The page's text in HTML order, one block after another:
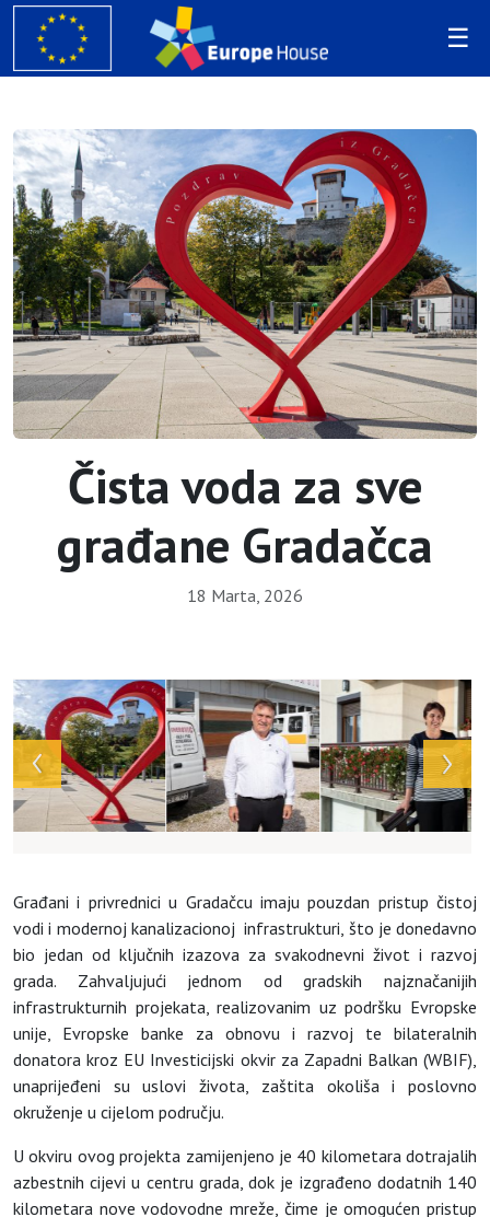
Čista voda za sve
građane Gradačca
18 Marta, 2026
Građani i privrednici u Gradačcu imaju pouzdan pristup čistoj
vodi i modernoj kanalizacionoj infrastrukturi, što je donedavno
bio jedan od ključnih izazova za svakodnevni život i razvoj
grada. Zahvaljujući jednom od gradskih najznačanijih
infrastrukturnih projekata, realizovanim uz podršku Evropske
unije, Evropske banke za obnovu i razvoj te bilateralnih
donatora kroz EU Investicijski okvir za Zapadni Balkan (WBIF),
unaprijeđeni su uslovi života, zaštita okoliša i poslovno
okruženje u cijelom području.
U okviru ovog projekta zamijenjeno je 40 kilometara dotrajalih
azbestnih cijevi u centru grada, dok je izgrađeno dodatnih 140
kilometara nove vodovodne mreže, čime je omogućen pristup